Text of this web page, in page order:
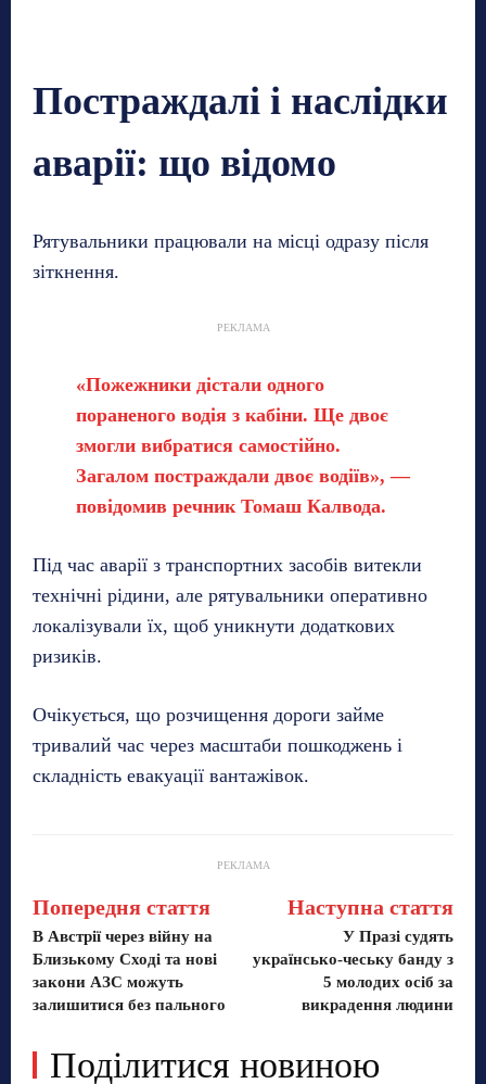
Постраждалі і наслідки
аварії: що відомо
Рятувальники працювали на місці одразу після
зіткнення.
РЕКЛАМА
«Пожежники дістали одного
пораненого водія з кабіни. Ще двоє
змогли вибратися самостійно.
Загалом постраждали двоє водіїв», —
повідомив речник Томаш Калвода.
Під час аварії з транспортних засобів витекли
технічні рідини, але рятувальники оперативно
локалізували їх, щоб уникнути додаткових
ризиків.
Очікується, що розчищення дороги займе
тривалий час через масштаби пошкоджень і
складність евакуації вантажівок.
РЕКЛАМА
Попередня стаття
В Австрії через війну на
Близькому Сході та нові
закони АЗС можуть
залишитися без пального
Наступна стаття
У Празі судять
українсько-чеську банду з
5 молодих осіб за
викрадення людини
Поділитися новиною